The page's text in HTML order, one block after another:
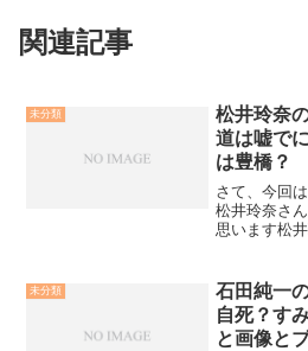
関連記事
未分類
松井玲奈
道は嘘で
は豊橋？
さて、今回
松井玲奈さ
思います松
測が流れた
やはり松井
未分類
石田純一
自死？す
と画像と